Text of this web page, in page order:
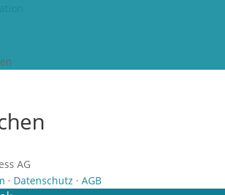
AG
· Datenschutz ·AGB